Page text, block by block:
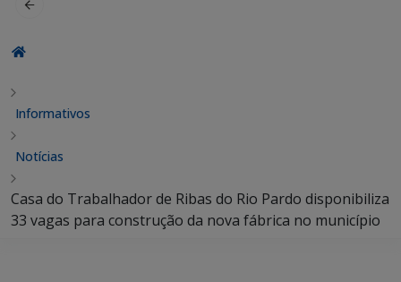
Informativos
Notícias
Casa do Trabalhador de Ribas do Rio Pardo disponibiliza
33 vagas para construção da nova fábrica no município